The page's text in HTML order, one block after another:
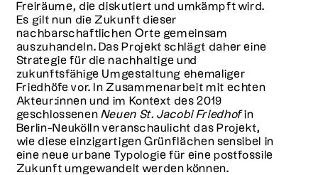
Freiräume, die diskutiert und umkämpft wird.
Es gilt nun die Zukunft dieser
nachbarschaftlichen Orte gemeinsam
auszuhandeln. Das Projekt schlägt daher eine
Strategie für die nachhaltige und
zukunftsfähige Umgestaltung ehemaliger
Friedhöfe vor. In Zusammenarbeit mit echten
Akteur:innen und im Kontext des 2019
geschlossenen Neuen St. Jacobi Friedhofin
Berlin-Neukölln veranschaulicht das Projekt,
wie diese einzigartigen Grünflächen sensibel in
eine neue urbane Typologie für eine postfossile
Zukunft umgewandelt werden können.